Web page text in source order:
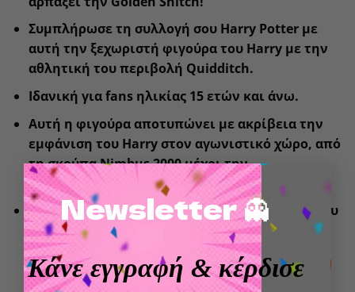
Newsletter 👻
Κάνε εγγραφή & κέρδισε
Συμπλήρωσε τη συλλογή σου Harry Potter με
αυτή την ξεχωριστή φιγούρα του Harry με την
αθλητική του περιβολή Quidditch.
Ιδανική για fans ηλικίας 15 ετών και άνω.
Αυτή η φιγούρα αποτυπώνει με ακρίβεια την
εμφάνιση του Harry στον αγωνιστικό χώρο, από
τη σκούπα Nimbus 2000 μέχρι την
αποφασιστική του έκφραση.
Ανακάλυψε και τις άλλες φιγούρες Q Posket του
Harry Potter και δημιούργησε την αγαπημένη
σου ομάδα Quidditch του Gryffindor!